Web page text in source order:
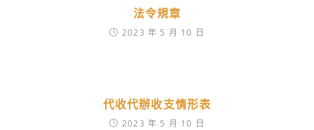
法令規章
2023 年 5 月 10 日
代收代辦收支情形表
2023 年 5 月 10 日